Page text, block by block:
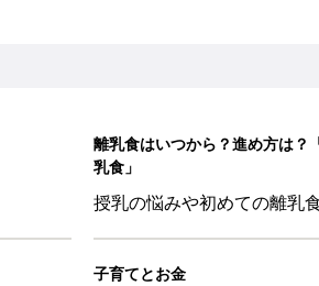
離乳食はいつから？進め方は？
乳食」
授乳の悩みや初めての離乳
子育てとお金